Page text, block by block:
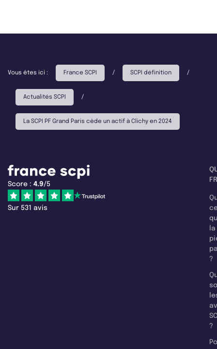
Vous êtes ici : France SCPI / SCPI définition /
Actualités SCPI /
La SCPI PF Grand Paris cède un actif à Clichy en 2024
Score : 4.9/5
Sur 531 avis
la
?
?